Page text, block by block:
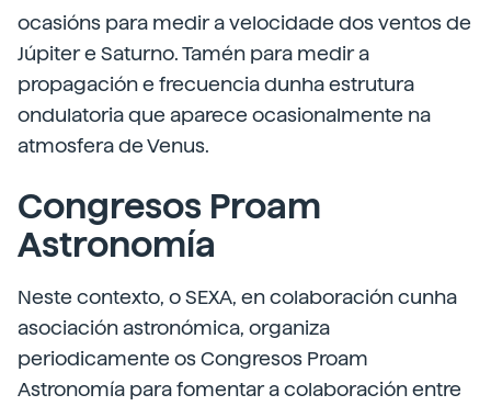
ocasións para medir a velocidade dos ventos de
Júpiter e Saturno. Tamén para medir a
propagación e frecuencia dunha estrutura
ondulatoria que aparece ocasionalmente na
atmosfera de Venus.
Congresos Proam
Astronomía
Neste contexto, o SEXA, en colaboración cunha
asociación astronómica, organiza
periodicamente os Congresos Proam
Astronomía para fomentar a colaboración entre